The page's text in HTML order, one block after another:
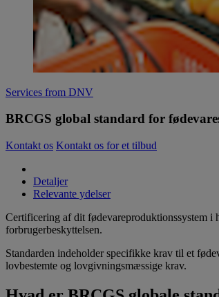
Services from DNV
BRCGS global standard for
Kontakt os Kontakt os for et tilbud
Detaljer
Relevante ydelser
Certificering af dit fødevareproduktionssystem
forbrugerbeskyttelsen.
Standarden indeholder specifikke krav til et
lovbestemte og lovgivningsmæssige krav.